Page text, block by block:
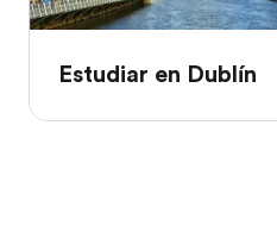
Estudiar en Dublín